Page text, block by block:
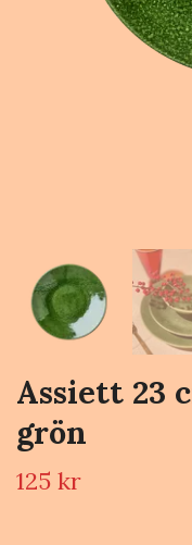
Assiett 23
grön
125 kr